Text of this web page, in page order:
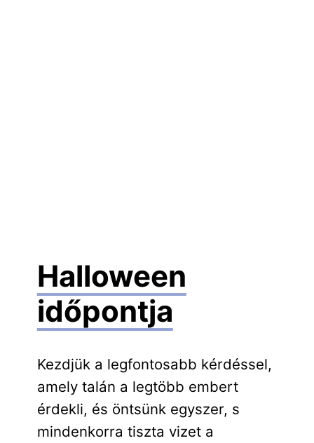
Halloween
időpontja
Kezdjük a legfontosabb kérdéssel,
amely talán a legtöbb embert
érdekli, és öntsünk egyszer, s
mindenkorra tiszta vizet a